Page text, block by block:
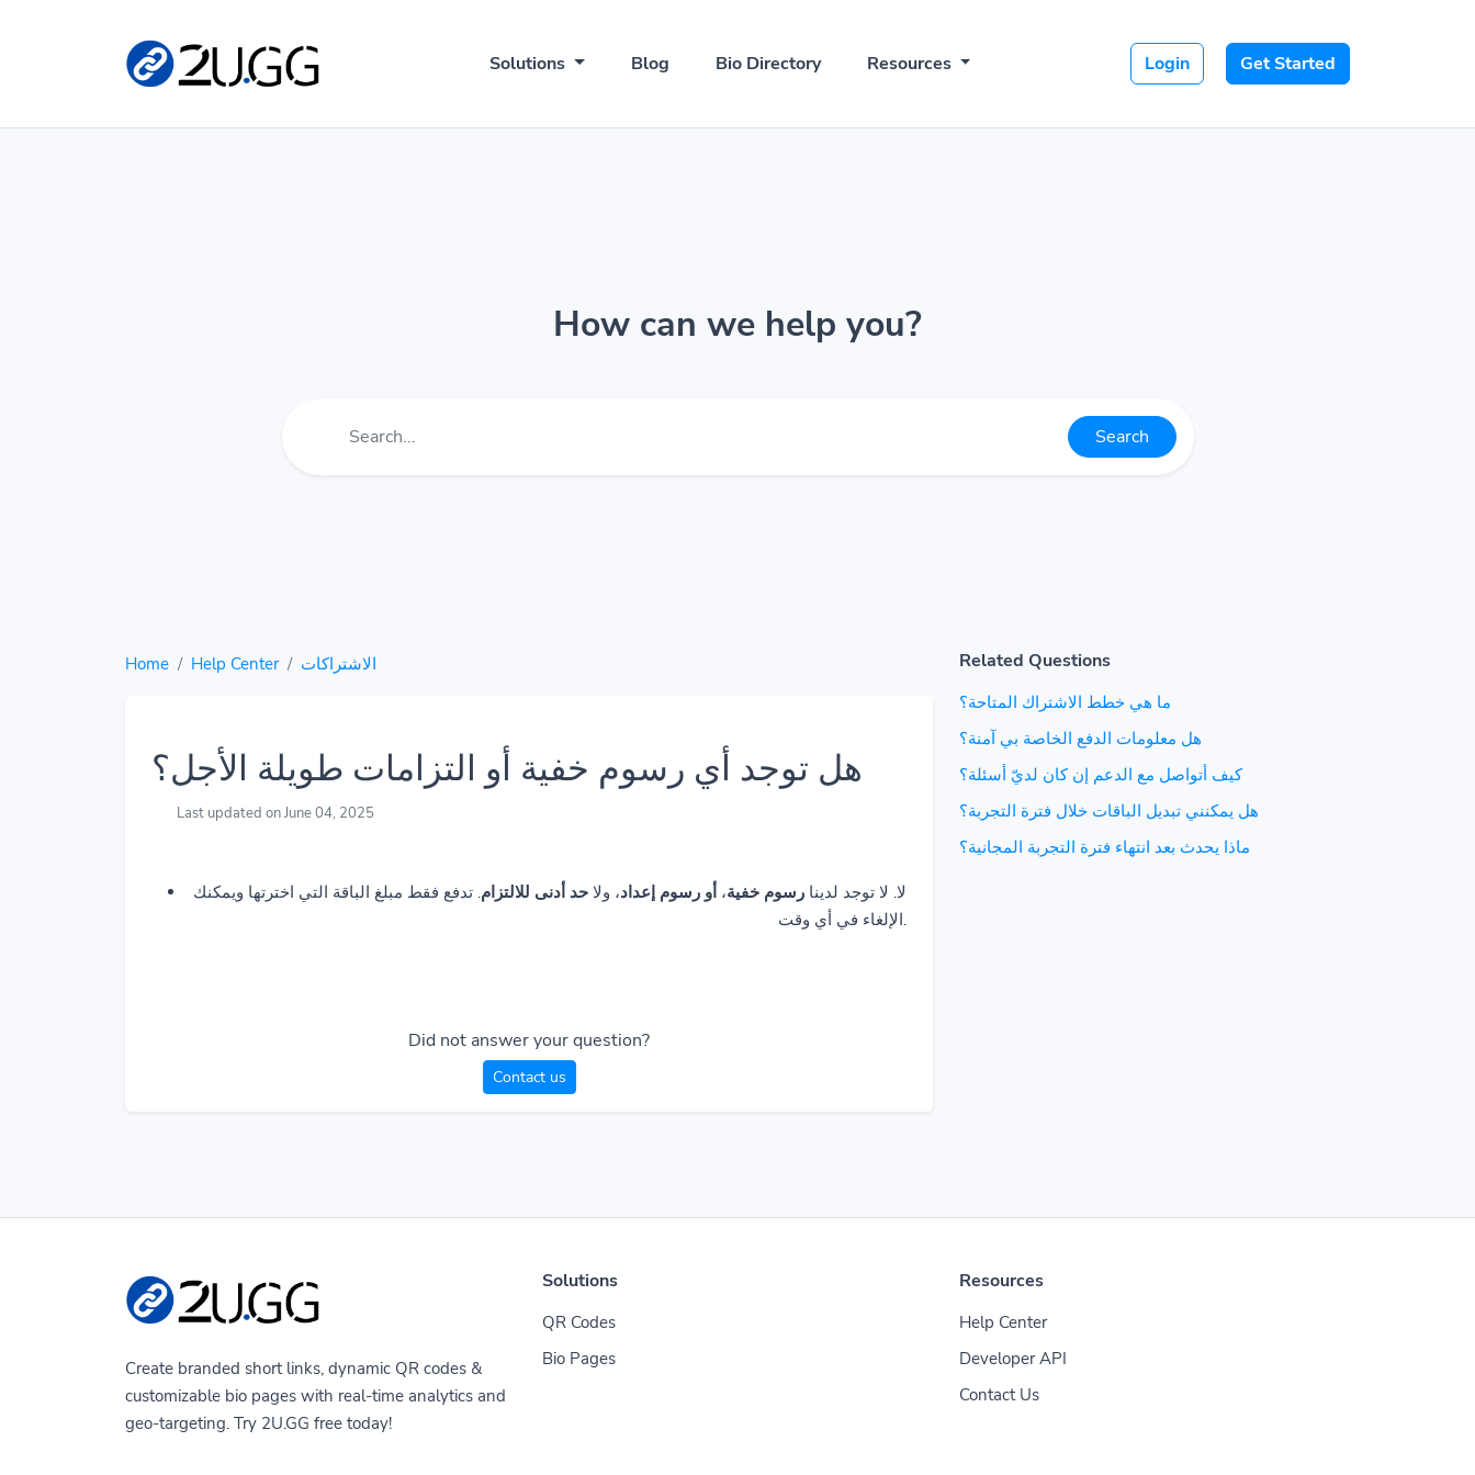
Solutions Blog Bio Directory Resources Login Get Started
How can we help you?
Search
Home Help Center الاشتراكات
هل توجد أي رسوم خفية أو التزامات طويلة الأجل؟
Last updated on June 04, 2025
لا. لا توجد لدينا رسوم خفية، أو رسوم إعداد، ولا حد أدنى للالتزام. تدفع فقط مبلغ الباقة التي اخترتها ويمكنك
الإلغاء في أي وقت.
Did not answer your question?
Contact us
Related Questions
ما هي خطط الاشتراك المتاحة؟
هل معلومات الدفع الخاصة بي آمنة؟
كيف أتواصل مع الدعم إن كان لديّ أسئلة؟
هل يمكنني تبديل الباقات خلال فترة التجربة؟
ماذا يحدث بعد انتهاء فترة التجربة المجانية؟
Create branded short links, dynamic QR codes &
customizable bio pages with real-time analytics and
geo-targeting. Try 2U.GG free today!
Solutions
QR Codes
Bio Pages
Resources
Help Center
Developer API
Contact Us